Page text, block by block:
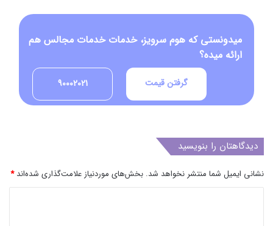
میدونستی که هوم سرویز، خدمات خدمات مجالس هم
ارائه میده؟
90002021 گرفتن قیمت
دیدگاهتان را بنویسید
نشانی ایمیل شما منتشر نخواهد شد. بخش‌های موردنیاز علامت‌گذاری شده‌اند*